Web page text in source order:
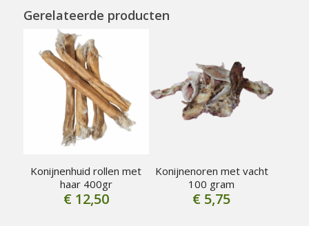
Gerelateerde producten
Konijnenhuid rollen met
haar 400gr
€12,50
Konijnenoren met vacht
100 gram
€ 5,75